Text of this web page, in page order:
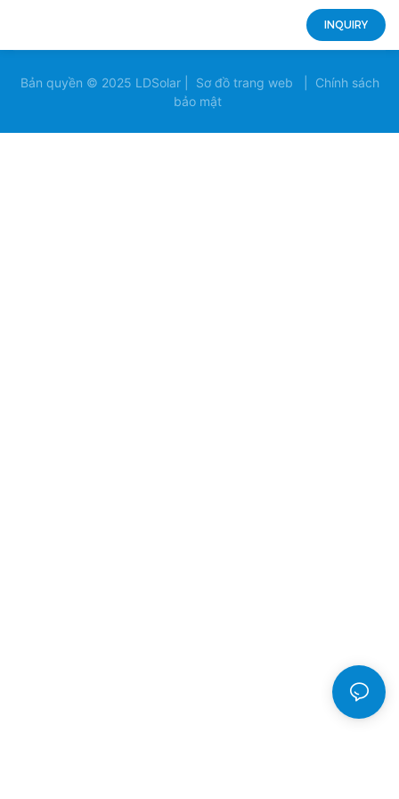
INQUIRY
Bản quyền © 2025 LDSolar | Sơ đồ trang web
Chính sách
bảo mật